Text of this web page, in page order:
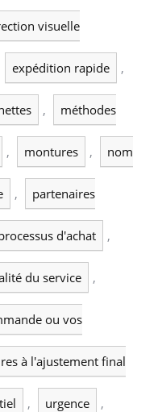
visuelle
expédition rapide ,
, méthodes
, montures , nom
, partenaires
d'achat ,
du service ,
ou vos
à l'ajustement final
, urgence ,